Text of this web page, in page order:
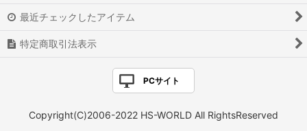
最近チェックしたアイテム
特定商取引法表示
PCサイト
Copyright(C)2006-2022 HS-WORLD All RightsReserved